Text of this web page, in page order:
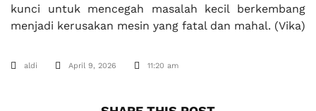
kunci untuk mencegah masalah kecil berkembang
menjadi kerusakan mesin yang fatal dan mahal. (Vika)
aldi April 9, 2026 11:20 am